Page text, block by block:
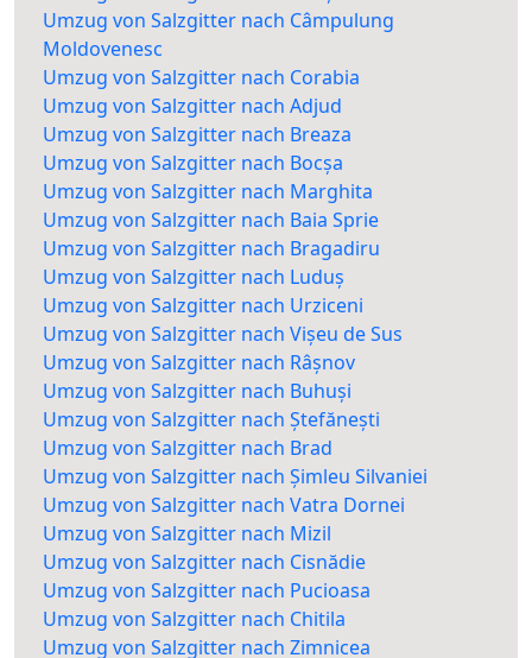
Umzug von Salzgitter nach Câmpulung
Moldovenesc
Umzug von Salzgitter nach Corabia
Umzug von Salzgitter nach Adjud
Umzug von Salzgitter nach Breaza
Umzug von Salzgitter nach Bocșa
Umzug von Salzgitter nach Marghita
Umzug von Salzgitter nach Baia Sprie
Umzug von Salzgitter nach Bragadiru
Umzug von Salzgitter nach Luduș
Umzug von Salzgitter nach Urziceni
Umzug von Salzgitter nach Vișeu de Sus
Umzug von Salzgitter nach Râșnov
Umzug von Salzgitter nach Buhuși
Umzug von Salzgitter nach Ștefănești
Umzug von Salzgitter nach Brad
Umzug von Salzgitter nach Șimleu Silvaniei
Umzug von Salzgitter nach Vatra Dornei
Umzug von Salzgitter nach Mizil
Umzug von Salzgitter nach Cisnădie
Umzug von Salzgitter nach Pucioasa
Umzug von Salzgitter nach Chitila
Umzug von Salzgitter nach Zimnicea